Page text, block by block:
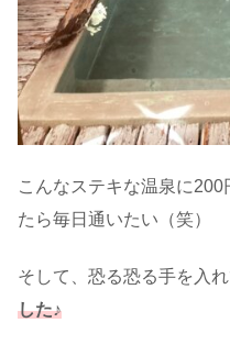
こんなステキな温泉に
たら毎日通いたい（笑）
そして、恐る恐る手を入
した♪